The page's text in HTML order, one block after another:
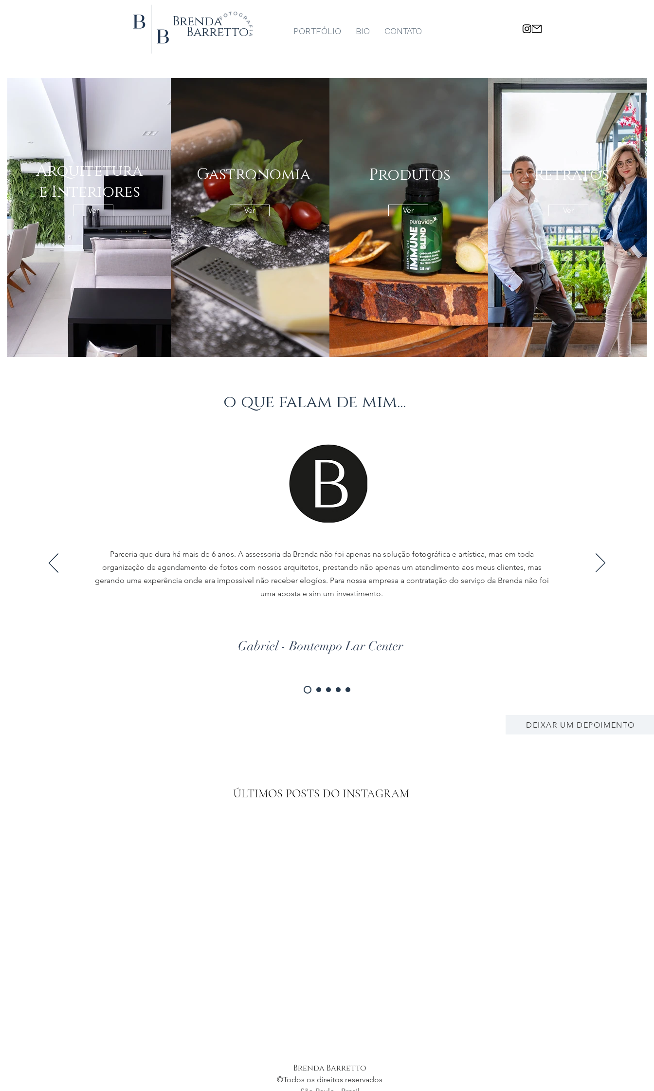
Brenda
Barretto PORTFÓLIO BIO CONTATO
Arquitetura
e Interiores
Ver
Gastronomia
Ver
Produtos
Ver
Retratos
Ver
o que falam de mim...
Parceria que dura há mais de 6 anos. A assessoria da Brenda não foi apenas na solução fotográfica e artística, mas em toda
organização de agendamento de fotos com nossos arquitetos, prestando não apenas um atendimento aos meus clientes, mas
gerando uma experência onde era impossível não receber elogíos. Para nossa empresa a contratação do serviço da Brenda não foi
uma aposta e sim um investimento.
Gabriel - Bontempo Lar Center
DEIXAR UM DEPOIMENTO
ÚLTIMOS POSTS DO INSTAGRAM
Brenda Barretto
©Todos os direitos reservados